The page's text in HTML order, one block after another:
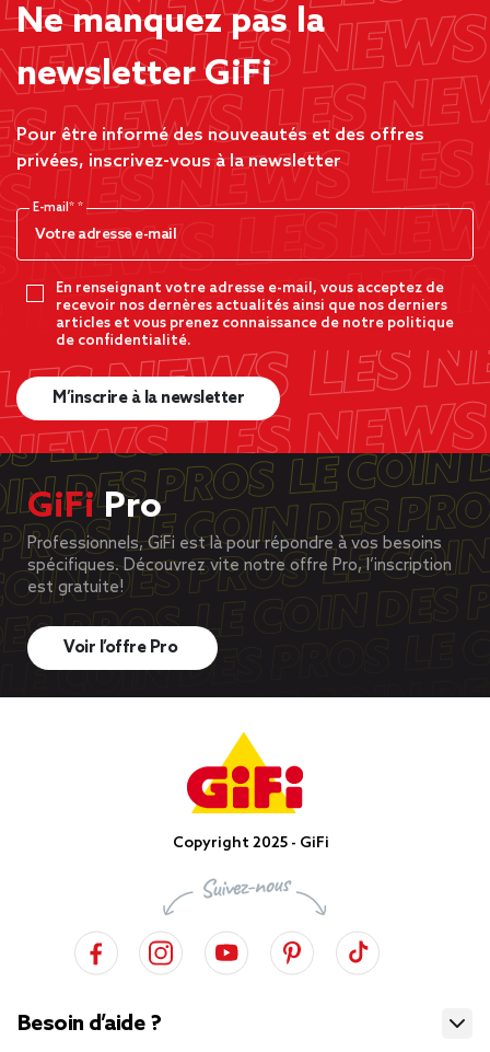
Ne manquez pas la
newsletter GiFi
Pour être informé des nouveautés et des offres
privées, inscrivez-vous à la newsletter
E-mail*
En renseignant votre adresse e-mail, vous acceptez de
recevoir nos dernères actualités ainsi que nos derniers
articles et vous prenez connaissance de notre politique
de confidentialité.
M’inscrire à la newsletter
GiFiPro
Professionnels, GiFi est là pour répondre à vos besoins
spécifiques. Découvrez vite notre offre Pro, l’inscription
est gratuite!
Voir l’offre Pro
Copyright 2025 - GiFi
Besoin d’aide ?